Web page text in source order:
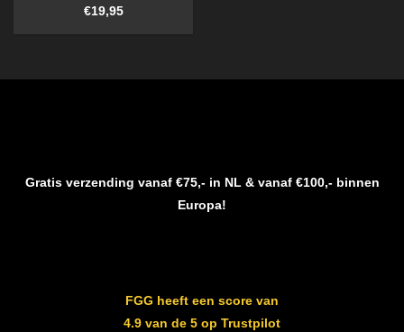
€19,95
Gratis verzending vanaf €75,- in NL & vanaf €100,- binnen
Europa!
FGG heeft een score van
4.9 van de 5 op Trustpilot